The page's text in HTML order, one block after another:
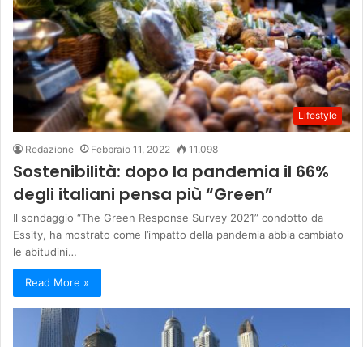
Lifestyle
Redazione Febbraio 11, 2022 11.098
Sostenibilità: dopo la pandemia il 66%
degli italiani pensa più “Green”
Il sondaggio “The Green Response Survey 2021” condotto da
Essity, ha mostrato come l’impatto della pandemia abbia cambiato
le abitudini…
Read More »